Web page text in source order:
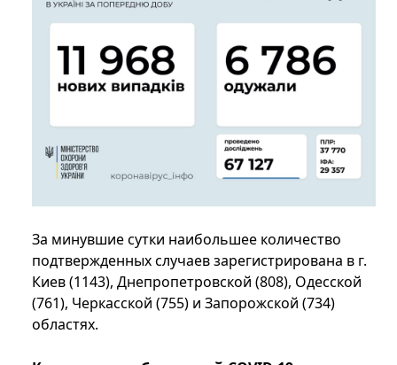
За минувшие сутки наибольшее количество
подтвержденных случаев зарегистрирована в г.
Киев (1143), Днепропетровской (808), Одесской
(761), Черкасской (755) и Запорожской (734)
областях.